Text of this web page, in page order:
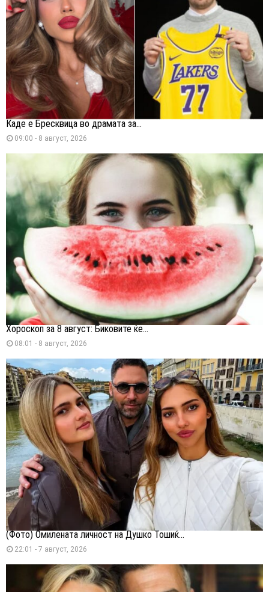
Каде е Бресквица во драмата за...
09:00 - 8 август, 2026
Хороскоп за 8 август: Биковите ќе...
08:01 - 8 август, 2026
(Фото) Омилената личност на Душко Тошиќ...
22:01 - 7 август, 2026